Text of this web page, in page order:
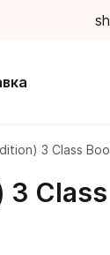
3 Class
3